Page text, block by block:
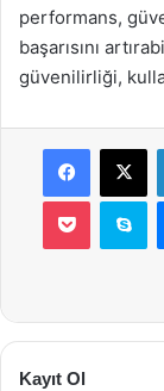
performans,
başarısını
güvenilirliği,
Facebook
X
Pocket
Kayıt Ol